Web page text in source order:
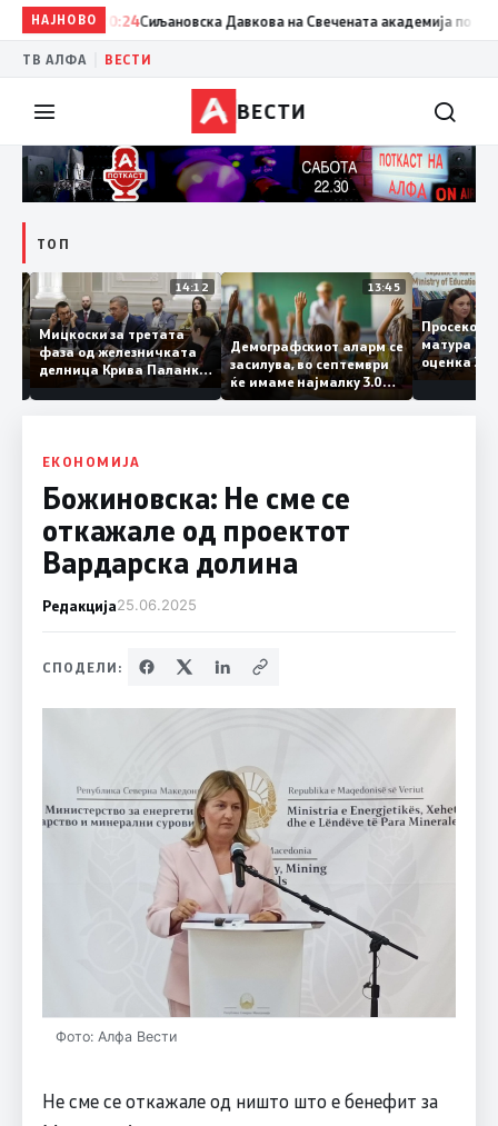
НАЈНОВО
20:24 Сиљановска Давкова на Свечената академија по повод
ТВ АЛФА ВЕСТИ
ВЕСТИ
ТОП
15:20
Во
14:12
Мицкоски за третата
фаза од железничката
делница Крива Паланка
– Деве Баир: Проектот
нема да заврши на
целина
13:45
Демографскиот аларм се
засилува, во септември
ќе имаме најмалку 3.000
првачиња помалку
матура
оценка
ЕКОНОМИЈА
Божиновска: Не сме се
откажале од проектот
Вардарска долина
Редакција25.06.2025
СПОДЕЛИ:
Фото: Алфа Вести
Не сме се откажале од ништо што е бенефит за